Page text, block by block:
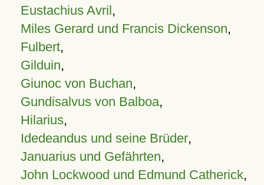
Eustachius Avril,
Miles Gerard und Francis Dickenson,
Fulbert,
Gilduin,
Giunoc von Buchan,
Gundisalvus von Balboa,
Hilarius,
Idedeandus und seine Brüder,
Januarius und Gefährten,
John Lockwood und Edmund Catherick,